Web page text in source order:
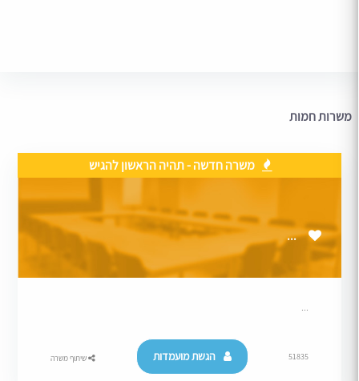
משרות חמות
משרה חדשה - תהיה הראשון להגיש
...
...
51835 הגשת מועמדות שיתוף משרה